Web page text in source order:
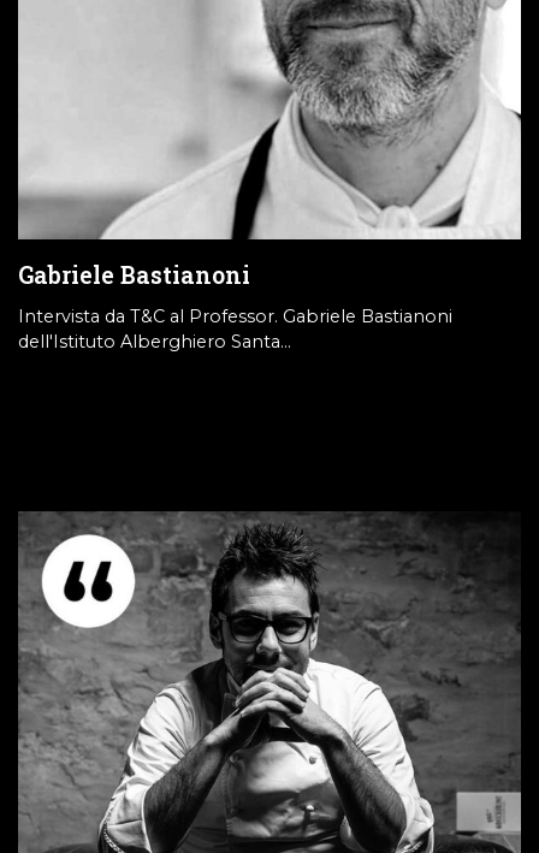
Gabriele Bastianoni
Intervista da T&C al Professor. Gabriele Bastianoni
dell'Istituto Alberghiero Santa…